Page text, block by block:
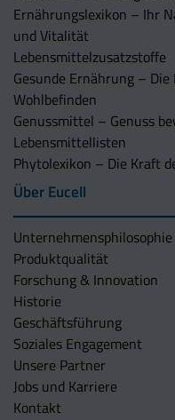
Ernährungslexikon – Ihr
und Vitalität
Lebensmittelzusatzstoffe
Gesunde Ernährung –
Wohlbefinden
Genussmittel – Genuss
Lebensmittellisten
Phytolexikon – Die Kraft
Über Eucell
Unternehmens­philosophie
Produktqualität
Forschung & Innovation
Historie
Geschäftsführung
Soziales Engagement
Unsere Partner
Jobs und Karriere
Kontakt